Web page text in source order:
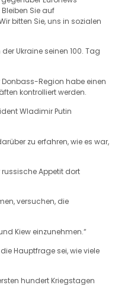
Sie auf
bitten Sie, uns in sozialen
Ukraine seinen 100. Tag
Region habe einen
kontrolliert werden.
Wladimir Putin
zu erfahren, wie es war,
Appetit dort
versuchen, die
Kiew einzunehmen.“
Hauptfrage sei, wie viele
hundert Kriegstagen